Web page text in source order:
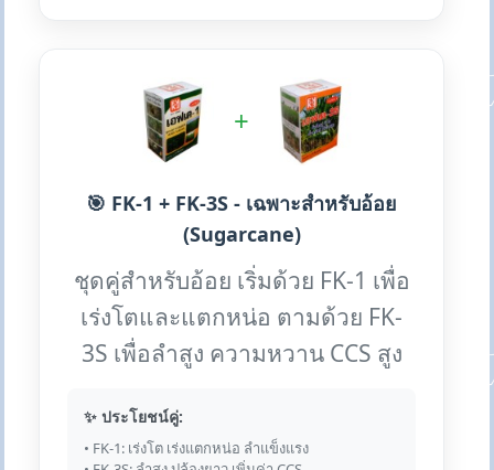
+
🎯 FK-1 + FK-3S - เฉพาะสำหรับอ้อย
(Sugarcane)
ชุดคู่สำหรับอ้อย เริ่มด้วย FK-1 เพื่อ
เร่งโตและแตกหน่อ ตามด้วย FK-
3S เพื่อลำสูง ความหวาน CCS สูง
✨ ประโยชน์คู่:
• FK-1: เร่งโต เร่งแตกหน่อ ลำแข็งแรง